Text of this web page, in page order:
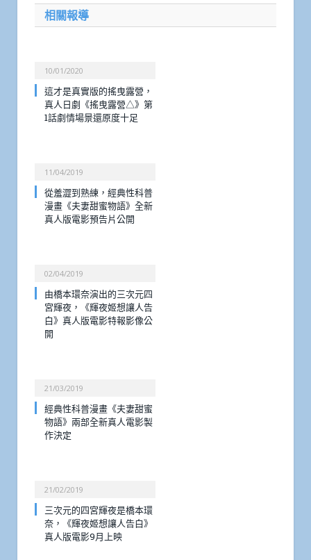
相關報導
10/01/2020
這才是真實版的搖曳露營，
真人日劇《搖曳露營△》第
1話劇情場景還原度十足
11/04/2019
從羞澀到熟練，經典性科普
漫畫《夫妻甜蜜物語》全新
真人版電影預告片公開
02/04/2019
由橋本環奈演出的三次元四
宮輝夜，《輝夜姬想讓人告
白》真人版電影特報影像公
開
21/03/2019
經典性科普漫畫《夫妻甜蜜
物語》兩部全新真人電影製
作決定
21/02/2019
三次元的四宮輝夜是橋本環
奈，《輝夜姬想讓人告白》
真人版電影9月上映